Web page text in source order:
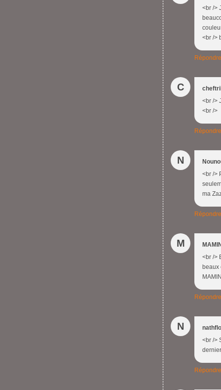
<br />
<br />
Répondre
C
<br />
<br />
Répondre
N
<br />
ma
Répondre
M
<br />
beaux
Répondre
N
nathflo
<br />
Répondre